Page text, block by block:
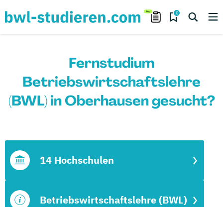
0
Fernstudium
Betriebswirtschaftslehre
(BWL) in Oberhausen gesucht?
Betriebswirtschaftslehre (BWL)
14 Hochschulen